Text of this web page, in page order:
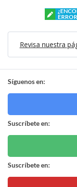
Revisa nuestra
Síguenos en:
Suscríbete en:
Suscríbete en: